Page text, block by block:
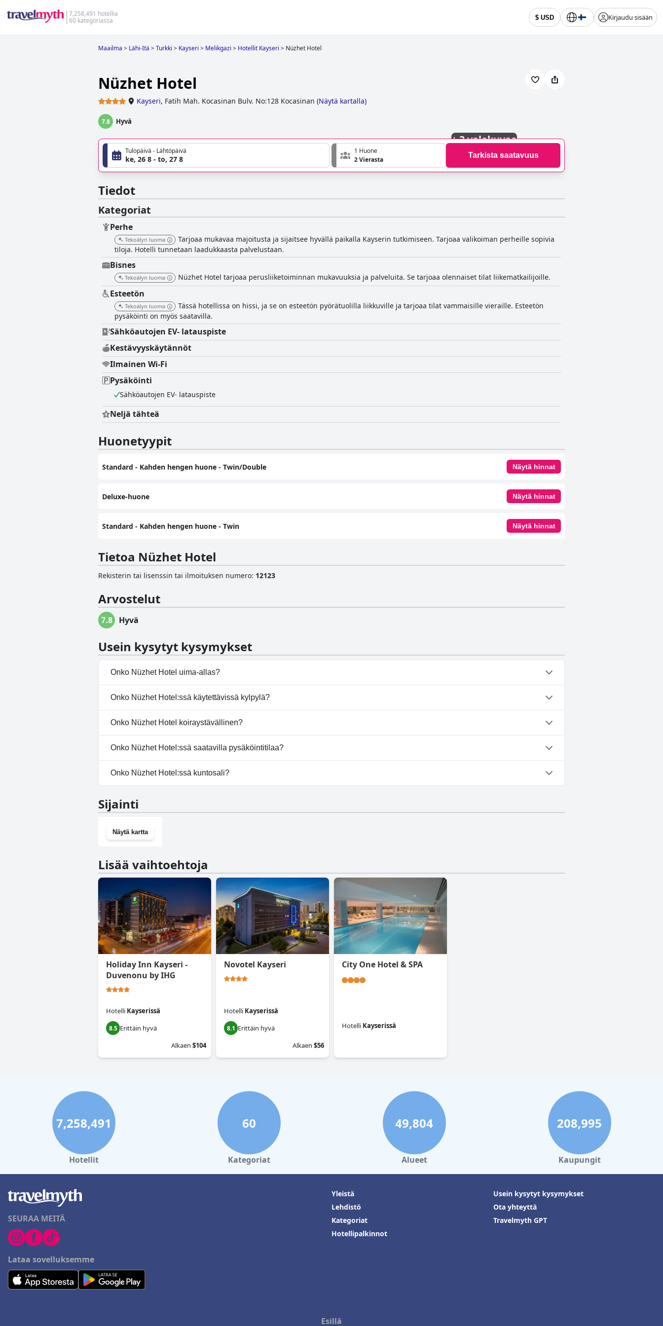
7,258,491 hotellia
60 kategoriassa
$ USD Kirjaudu sisään
Maailma > Lähi-Itä >Turkki > Kayseri > Melikgazi > Hotellit Kayseri > Nüzhet Hotel
Nüzhet Hotel
Kayseri, Fatih Mah. Kocasinan Bulv. No:128 Kocasinan (Näytä kartalla)
7.8 Hyvä
+3 valokuvaa
Tulopäivä - Lähtöpäivä
ke, 26 8 - to, 27 8
1 Huone
2 Vierasta
Tarkista saatavuus
Tiedot
Kategoriat
Perhe
Tekoälyn luoma
Tarjoaa mukavaa majoitusta ja sijaitsee hyvällä paikalla Kayserin tutkimiseen. Tarjoaa valikoiman perheille sopivia
tiloja. Hotelli tunnetaan laadukkaasta palvelustaan.
Bisnes
Tekoälyn luoma Nüzhet Hotel tarjoaa perusliiketoiminnan mukavuuksia ja palveluita. Se tarjoaa olennaiset tilat liikematkailijoille.
Esteetön
Tekoälyn luoma
Tässä hotellissa on hissi, ja se on esteetön pyörätuolilla liikkuville ja tarjoaa tilat vammaisille vieraille. Esteetön
pysäköinti on myös saatavilla.
Sähköautojen EV- latauspiste
Kestävyyskäytännöt
Ilmainen Wi-Fi
Pysäköinti
Sähköautojen EV- latauspiste
Neljä tähteä
Huonetyypit
Standard - Kahden hengen huone - Twin/Double Näytä hinnat
Deluxe-huone Näytä hinnat
Standard - Kahden hengen huone - Twin Näytä hinnat
Tietoa Nüzhet Hotel
Rekisterin tai lisenssin tai ilmoituksen numero: 12123
Arvostelut
7.8 Hyvä
Usein kysytyt kysymykset
Onko Nüzhet Hotel uima-allas?
Ei, Nüzhet Hotel ei ole uima-allasta.
Onko Nüzhet Hotel:ssä käytettävissä kylpylä?
Ei, Nüzhet Hotel ei tarjoa kylpylää.
Onko Nüzhet Hotel koiraystävällinen?
Ei, Nüzhet Hotel ei salli koiria.
Onko Nüzhet Hotel:ssä saatavilla pysäköintitilaa?
Kyllä, Nüzhet Hotel tarjoaa pysäköintimahdollisuuden.
Onko Nüzhet Hotel:ssä kuntosali?
Sijainti
Näytä kartta
Lisää vaihtoehtoja
Holiday Inn Kayseri -
Duvenonu by IHG
Hotelli Kayserissä
8.5 Erittäin hyvä
Alkaen $104
Novotel Kayseri
Hotelli Kayserissä
8.1 Erittäin hyvä
Alkaen $56
City One Hotel & SPA
Hotelli Kayserissä
7,258,491
Hotellit
60
Kategoriat
49,804
Alueet
208,995
Kaupungit
SEURAA MEITÄ
Lataa sovelluksemme
Yleistä
Lehdistö
Kategoriat
Hotellipalkinnot
Usein kysytyt kysymykset
Ota yhteyttä
Travelmyth GPT
Esillä